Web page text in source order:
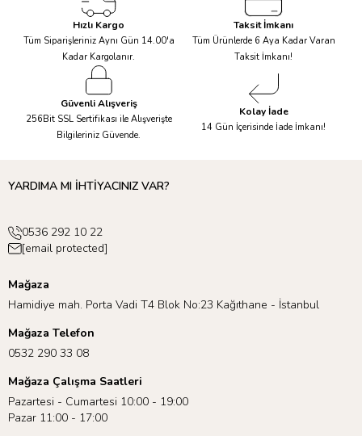
Profesyonel Kuru
Temizleme
>240cm/ >Ø200cm
Hızlı Kargo
Tüm Siparişleriniz Aynı Gün 14.00'a
Kadar Kargolanır.
Taksit İmkanı
Tüm Ürünlerde 6 Aya Kadar Varan
Taksit İmkanı!
Güvenli Alışveriş
256Bit SSL Sertifikası ile Alışverişte
Bilgileriniz Güvende.
Kolay İade
14 Gün İçerisinde İade İmkanı!
YARDIMA MI İHTİYACINIZ VAR?
0536 292 10 22
[email protected]
Mağaza
Hamidiye mah. Porta Vadi T4 Blok No:23 Kağıthane - İstanbul
Mağaza Telefon
0532 290 33 08
Mağaza Çalışma Saatleri
Pazartesi - Cumartesi 10:00 - 19:00
Pazar 11:00 - 17:00